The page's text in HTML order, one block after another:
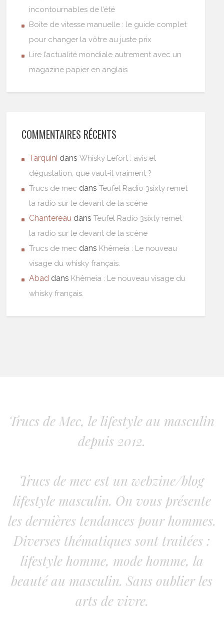
incontournables de l’été
Boîte de vitesse manuelle : le guide complet
pour changer la vôtre au juste prix
Lire l’actualité mondiale autrement avec un
magazine papier en anglais
COMMENTAIRES RÉCENTS
Tarquini dansWhisky Lefort : avis et
dégustation, que vaut-il vraiment ?
Trucs de mec dansTeufel Radio 3sixty remet
la radio sur le devant de la scène
Chantereau dansTeufel Radio 3sixty remet
la radio sur le devant de la scène
Trucs de mec dans Khêmeia : Le nouveau
visage du whisky français.
Abad dans Khêmeia : Le nouveau visage du
whisky français.
Trucs de Mec, le lifestyle au masculin
depuis 2012.
Trucs de mec est un webzine/blog
lifestyle masculin. On vous présente
les dernières tendances pour hommes.
Diverses thématiques sont traitées :
lifestyle homme, mode homme, la
beauté au masculin. Sans oublier les
arts de vivre.